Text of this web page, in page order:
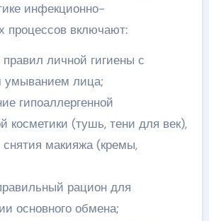
инфекционно-
процессов включают:
личной гигиены с
умыванием лица;
гипоаллергенной
косметики (тушь, тени для век),
макияжа (кремы,
рацион для
основного обмена;